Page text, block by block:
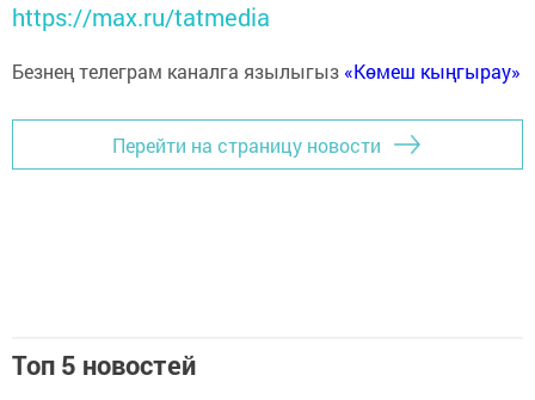
https://max.ru/tatmedia
Безнең телеграм каналга язылыгыз «Көмеш кыңгырау»
Перейти на страницу новости
Топ 5 новостей